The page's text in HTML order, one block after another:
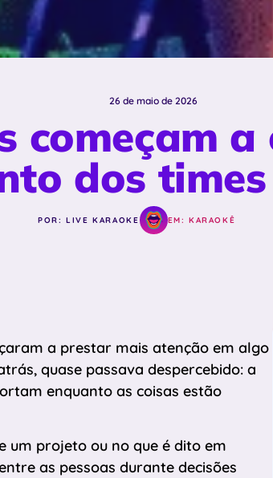
26 de maio de 2026
começam
dos
POR: LIVE KARAOKE EM: KARAOKÊ
a prestar mais atenção em algo
quase passava despercebido: a
enquanto as coisas estão
um projeto ou no que é dito em
as pessoas durante decisões